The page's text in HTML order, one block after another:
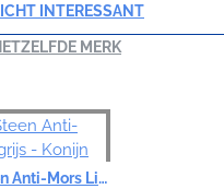
INTERESSANT
MERK
Eetbak Steen Anti-Mors Lichtgrijs - Konijn